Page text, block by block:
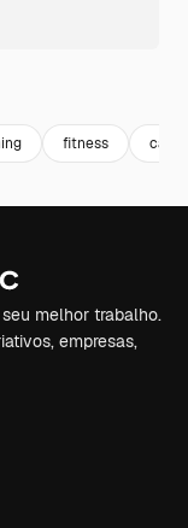
fitness capa
melhor trabalho.
empresas,